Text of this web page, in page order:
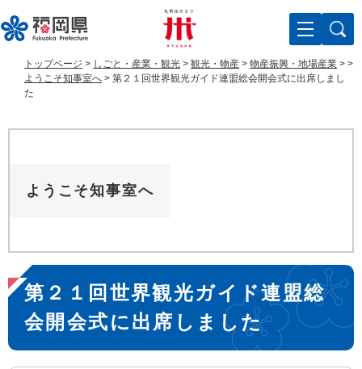
ー
ジ
す
ニ
ュ
し
トップページ > しごと・産業・観光 > 観光・物産 > 物産振興・地場産業 > >
ようこそ知事室へ > 第２１回世界観光ガイド連盟総会開会式に出席しまし
た
ようこそ知事室へ
本
文
第２１回世界観光ガイド連盟総
会開会式に出席しました